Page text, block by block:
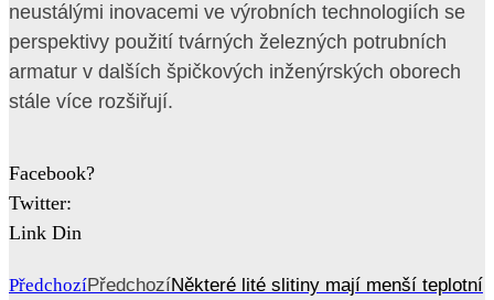
neustálými inovacemi ve výrobních technologiích se
perspektivy použití tvárných železných potrubních
armatur v dalších špičkových inženýrských oborech
stále více rozšiřují.
Facebook?
Twitter:
Link Din
PředchozíPředchozíNěkteré lité slitiny mají menší teplotní